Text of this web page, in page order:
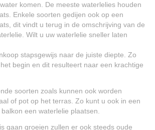
komen. De meeste waterlelies houden
Enkele soorten gedijen ook op een
dit vindt u terug in de omschrijving van de
Wilt u uw waterlelie sneller laten
stapsgewijs naar de juiste diepte. Zo
begin en dit resulteert naar een krachtige
soorten zoals kunnen ook worden
of pot op het terras. Zo kunt u ook in een
een waterlelie plaatsen.
gaan groeien zullen er ook steeds oude